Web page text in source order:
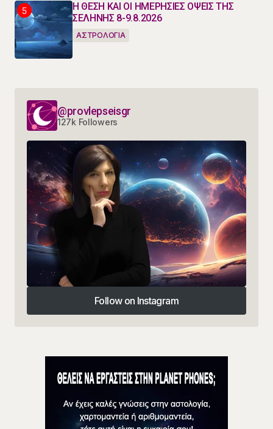
Η ΘΕΣΗ ΚΑΙ ΟΙ ΗΜΕΡΗΣΙΕΣ ΟΨΕΙΣ ΤΗΣ
ΣΕΛΗΝΗΣ 8-9.8.2026
ΑΣΤΡΟΛΟΓΙΑ
@provlepseisgr
127k Followers
Follow on Instagram
Follow on Instagram